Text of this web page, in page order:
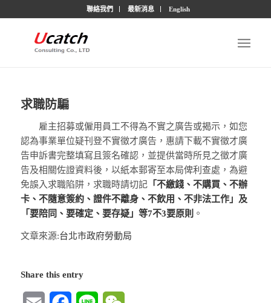
聯絡我們 最新消息 English
求職防騙
雇主招募或僱用員工不得為不實之廣告或揭示，如您
認為事業單位疑刊登不實徵才廣告，惠請下載不實徵才廣
告申訴書完整填寫且簽名確認，並提供當時所見之徵才廣
告及相關佐證資料後，以紙本郵寄至本局俾利查處，為避
免誤入求職陷阱，求職時請切記「不繳錢、不購買、不辦
卡、不隨意簽約、證件不離身、不飲用、不非法工作」及
「要陪同、要確定、要存疑」等7不3要原則 。
文章來源:台北市政府勞動局
Share this entry